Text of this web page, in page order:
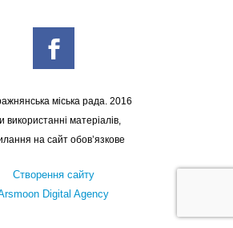
міська рада. 2016
використанні матеріалів,
на сайт обов’язкове
Створення сайту
Digital Agency